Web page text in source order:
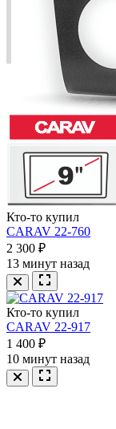
Кто-то купил
CARAV 22-760
2 300 ₽
13 минут назад
Кто-то купил
CARAV 22-917
1 400 ₽
10 минут назад